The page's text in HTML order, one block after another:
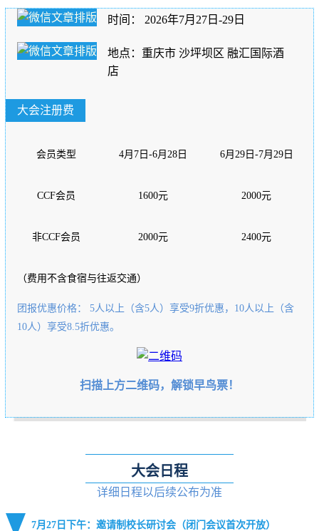
时间： 2026年7月27日-29日
地点：重庆市 沙坪坝区 融汇国际酒
店
大会注册费
会员类型 4月7日-6月28日 6月29日-7月 29日
CCF会员 1600元 2000元
非CCF会员 2000元 2400元
（费用不含食宿与往返交通）
团报优惠价格： 5人以上（含5人）享受9折优惠，10人以上（含
10人）享受8.5折优惠。
扫描上方二维码，解锁早鸟票！
大会日程
详细日程以后续公布为准
7月27 日下午：邀请制校长研讨会 （闭门会议首次开放）